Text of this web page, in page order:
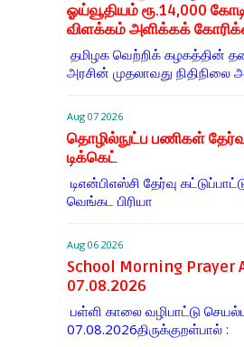
ஓய்வூதியம் ரூ.14,000 கோடி
விளக்கம் அளிக்கக்
தமிழக வெற்றிக் கழகத்தின்
அரசின் முதலாவது நிதிநிலை
Aug 07 2026
தொழில்நுட்ப பணிகள்
டிக்கெட்
டிஎன்​பிஎஸ்சி தேர்வு
வெங்கட பிரியா
Aug 06 2026
School Morning Prayer
07.08.2026
பள்ளி காலை வழிபாட்டு
07.08.2026திருக்குறள்பால் :